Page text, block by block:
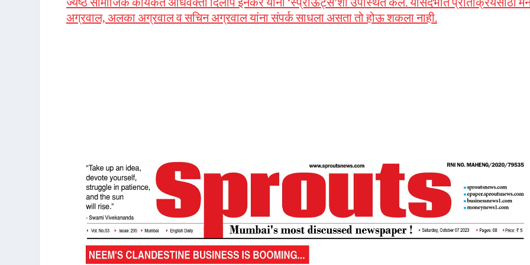
अग्रवाल, अलका अग्रवाल व सचिन अग्रवाल यांना संपर्क साधला असता तो होऊ शकला नाही.